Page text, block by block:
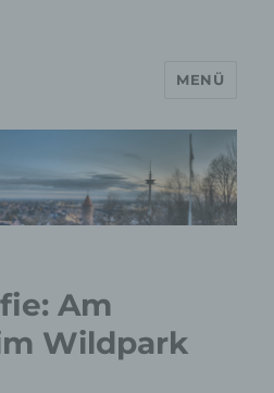
Beratung
MENÜ
Am
Wildpark